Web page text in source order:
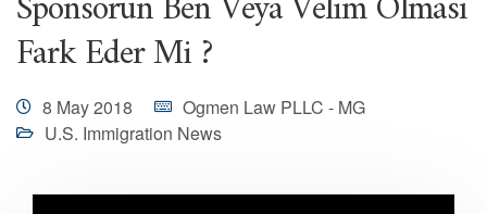
Fark Eder Mi ?
8 May 2018
Ogmen Law PLLC - MG
U.S. Immigration News